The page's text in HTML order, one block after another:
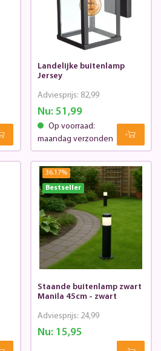
Landelijke buitenlamp
Jersey
Nu: 51,99
Adviesprijs: 82,99
Op voorraad:
maandag verzonden
36.17%
Bestseller
Staande buitenlamp zwart
Manila 45cm - zwart
Nu: 15,95
Adviesprijs: 24,99